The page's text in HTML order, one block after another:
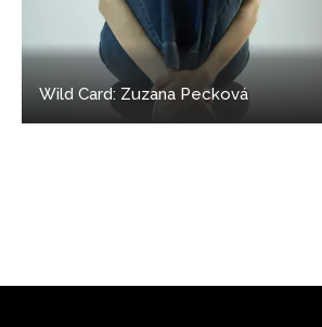
Wild Card: Zuzana Pecková